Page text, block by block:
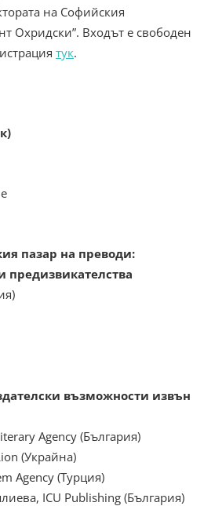
на Софийския
Охридски”. Входът е свободен
тук.
пазар на преводи:
предизвикателства
възможности извън
Agency (България)
(Украйна)
Agency (Турция)
ICU Publishing (България)